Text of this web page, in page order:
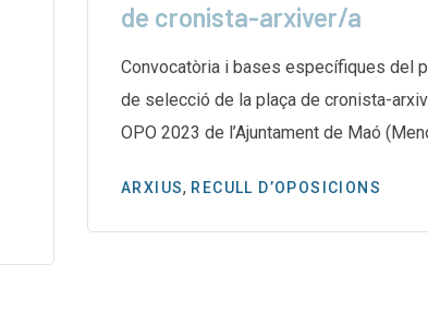
de cronista-arxiver/a
Convocatòria i bases específiques del
de selecció de la plaça de cronista-
OPO 2023 de l’Ajuntament de Maó
ARXIUS, RECULL D’OPOSICIONS